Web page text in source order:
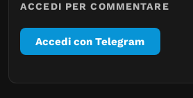
ACCEDI PER COMMENTARE
Accedi con Telegram